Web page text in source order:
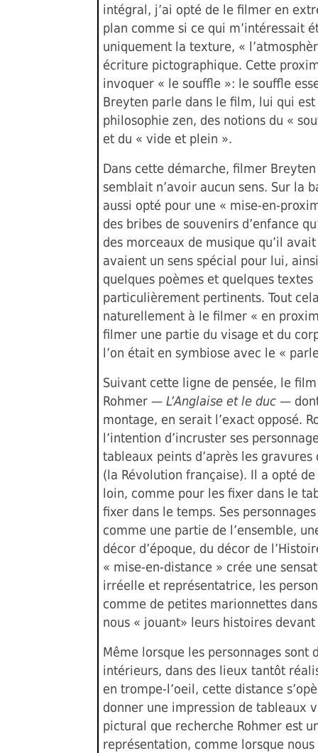
intégral, j’ai opté de le filmer en
plan comme si ce qui m’intéressait
uniquement la texture, «
écriture pictographique. Cette
invoquer « le souffle »: le souffle
Breyten parle dans le film, lui qui
philosophie zen, des notions du «
et du « vide et plein ».
Dans cette démarche, filmer
semblait n’avoir aucun sens. Sur la
aussi opté pour une « mise-en-
des bribes de souvenirs d’enfance
des morceaux de musique qu’il
avaient un sens spécial pour lui,
quelques poèmes et quelques textes
particulièrement pertinents. Tout
naturellement à le filmer « en
filmer une partie du visage et du
l’on était en symbiose avec le «
Suivant cette ligne de pensée, le film
Rohmer — L’Anglaise et le duc —
montage, en serait l’exact opposé.
l’intention d’incruster ses
tableaux peints d’après les gravures
(la Révolution française). Il a opté
loin, comme pour les fixer dans le
fixer dans le temps. Ses
comme une partie de l’ensemble,
décor d’époque, du décor de
« mise-en-distance » crée une
irréelle et représentatrice, les
comme de petites marionnettes
nous « jouant» leurs histoires
Même lorsque les personnages sont
intérieurs, dans des lieux tantôt
en trompe-l’oeil, cette distance
donner une impression de tableaux
pictural que recherche Rohmer est
représentation, comme lorsque